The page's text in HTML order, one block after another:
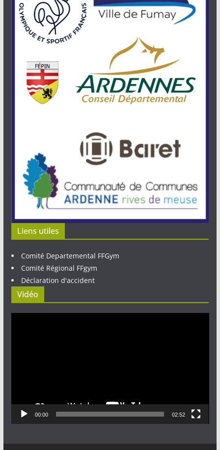
Liens utiles
Comité Departemental FFGym
Comité Régional FFgym
Déclaration d'accident
Vidéo
00:00 02:52